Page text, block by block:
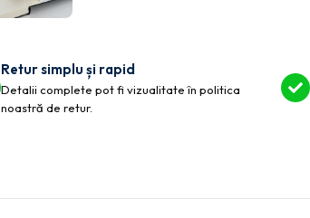
Retur simplu și rapid
Detalii complete pot fi vizualitate în politica
noastră de retur.